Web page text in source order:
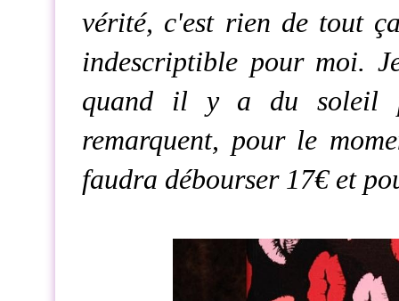
vérité, c'est rien de tout
indescriptible pour moi.
quand il y a du soleil
remarquent, pour le
faudra débourser 17€ et